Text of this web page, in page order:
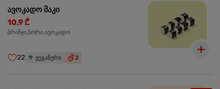
ავოკადო მაკი
10,9 ₾
ბრინჯი,ნორი,ავოკადო
22 🥦 ვეგანური 2